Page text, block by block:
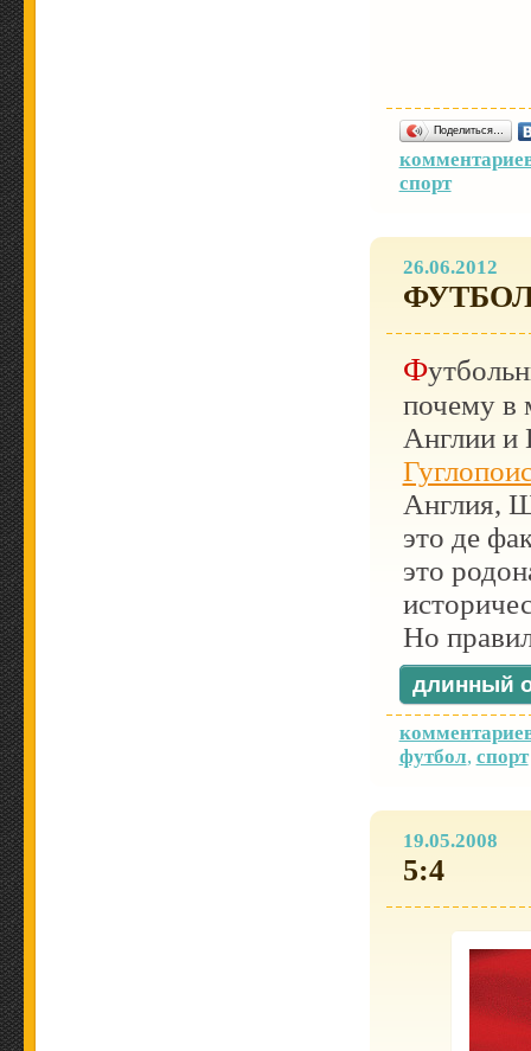
Поделиться…
спорт
26.06.2012
Футбольный вопрос звучит следующим образом:
почему в
Англии и
Англия,
это де
это
Но
длинный
футбол, спорт
19.05.2008
5:4